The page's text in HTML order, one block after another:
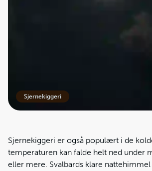
Sjernekiggeri
Sjernekiggeri er også populært i de
temperaturen kan falde helt ned under
eller mere. Svalbards klare